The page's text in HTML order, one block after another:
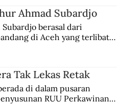
Ahmad Subardjo
berasal dari
di Aceh yang terlibat
Tak Lekas Retak
di dalam pusaran
RUU Perkawinan.